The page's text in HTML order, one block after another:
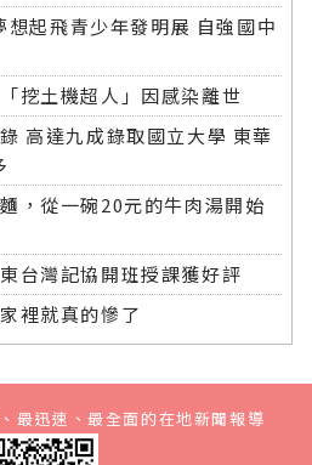
起飛青少年發明展 自強國中
挖土機超人」因感染離世
高達九成錄取國立大學 東華
，從一碗20元的牛肉湯開始
台灣記協開班授課獲好評
裡就真的慘了
最迅速、最全面的在地新聞報導